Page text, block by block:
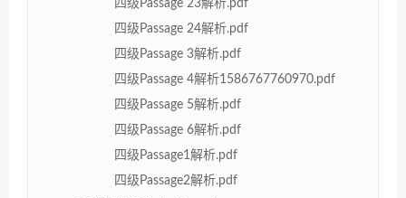
四级Passage 23解析.pdf
四级Passage 24解析.pdf
四级Passage 3解析.pdf
四级Passage 4解析1586767760970.pdf
四级Passage 5解析.pdf
四级Passage 6解析.pdf
四级Passage1解析.pdf
四级Passage2解析.pdf